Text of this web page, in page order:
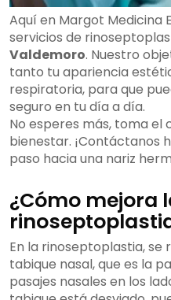
Aquí en Margot Medicina
servicios de
Valdemoro. Nuestro
tanto tu apariencia
respiratoria, para que
seguro en tu día a día.
No esperes más, toma el
bienestar. ¡Contáctanos
paso hacia una nariz
¿Cómo mejora
En la rinoseptoplastia,
tabique nasal, que es la
pasajes nasales en los